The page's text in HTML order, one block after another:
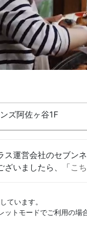
ズ阿佐ヶ谷1F
ス運営会社のセブン
ざいましたら、「こ
ています。
トモードでご利用の